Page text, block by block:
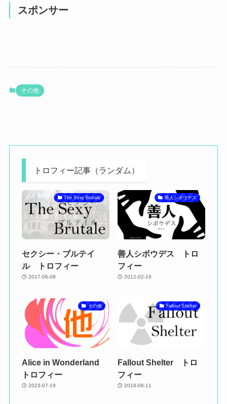
スポンサー
その他
トロフィー記事（ランダム）
The Sexy Brutale
セクシー・ブルテイ
ル トロフィー
2017-06-08
善人シボウデス
善人シボウデス トロ
フィー
2012-02-16
その他
Alice in Wonderland
トロフィー
2023-07-19
Fallout Shelter
Fallout Shelter トロ
フィー
2018-06-11